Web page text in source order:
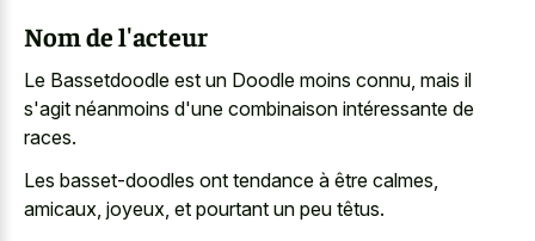
Nom de l'acteur
Le Bassetdoodle est un Doodle moins connu, mais il
s'agit néanmoins d'une combinaison intéressante de
races.
Les basset-doodles ont tendance à être calmes,
amicaux, joyeux, et pourtant un peu têtus.